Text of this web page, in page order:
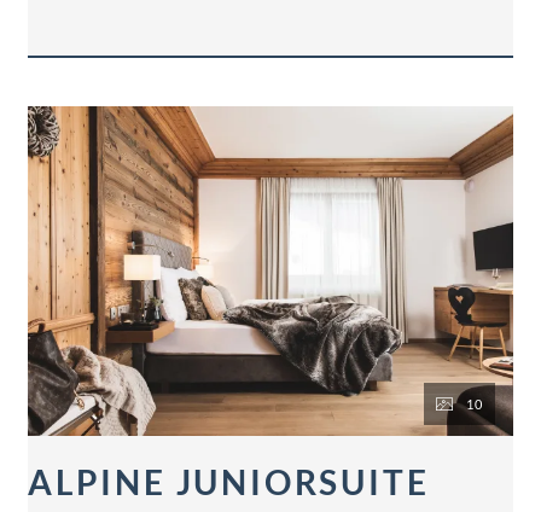
teilweise Balkon.
10
ALPINE JUNIORSUITE